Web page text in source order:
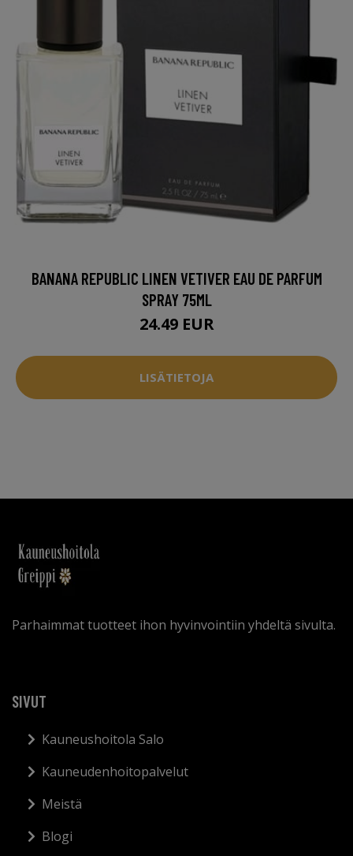
BANANA REPUBLIC LINEN VETIVER EAU DE PARFUM
SPRAY 75ML
24.49 EUR
LISÄTIETOJA
Parhaimmat tuotteet ihon hyvinvointiin yhdeltä sivulta.
SIVUT
Kauneushoitola Salo
Kauneudenhoitopalvelut
Meistä
Blogi